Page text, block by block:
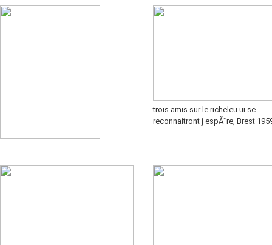
trois amis sur le richeleu ui se
reconnaitront j espÃ¨re, Brest